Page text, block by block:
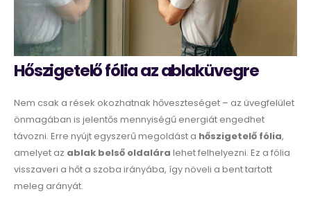
Hőszigetelő fólia az ablaküvegre
Nem csak a rések okozhatnak hőveszteséget – az üvegfelület
önmagában is jelentős mennyiségű energiát engedhet
távozni. Erre nyújt egyszerű megoldást a hőszigetelő fólia,
amelyet az ablak belső oldalára lehet felhelyezni. Ez a fólia
visszaveri a hőt a szoba irányába, így növeli a bent tartott
meleg arányát.